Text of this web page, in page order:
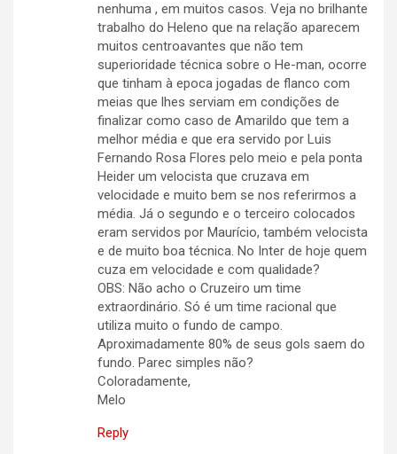
nenhuma , em muitos casos. Veja no brilhante
trabalho do Heleno que na relação aparecem
muitos centroavantes que não tem
superioridade técnica sobre o He-man, ocorre
que tinham à epoca jogadas de flanco com
meias que lhes serviam em condições de
finalizar como caso de Amarildo que tem a
melhor média e que era servido por Luis
Fernando Rosa Flores pelo meio e pela ponta
Heider um velocista que cruzava em
velocidade e muito bem se nos referirmos a
média. Já o segundo e o terceiro colocados
eram servidos por Maurício, também velocista
e de muito boa técnica. No Inter de hoje quem
cuza em velocidade e com qualidade?
OBS: Não acho o Cruzeiro um time
extraordinário. Só é um time racional que
utiliza muito o fundo de campo.
Aproximadamente 80% de seus gols saem do
fundo. Parec simples não?
Coloradamente,
Melo
Reply